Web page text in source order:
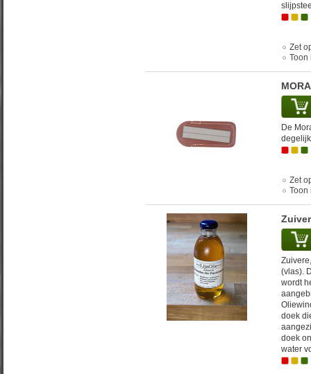
Zet
Toon
De
Zet
Toon
(vlas).
wordt
doek
doek
water